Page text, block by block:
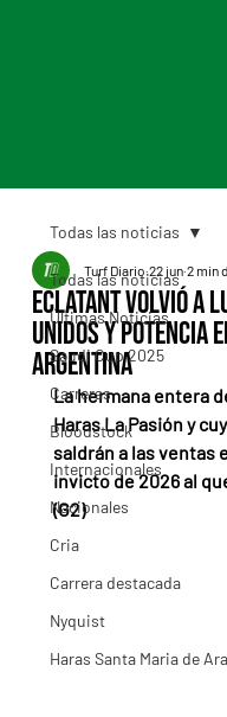
Todas las noticias
Últimas Noticias
Saudi Cup 2025
Carreras
Bloodstock
Internacionales
Nacionales
Cria
Carrera destacada
Nyquist
Haras Santa Maria de
Todas las noticias
Eclatant volvió a
Unidos y potencia
Argentina
Turf Diario 22 jun 2 min
La hermana entera
Haras La Pasión y
saldrán a las ventas
invicto de 2026 al
(G2)